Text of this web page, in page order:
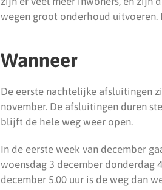
wegen groot onderhoud uitvoeren.
Wanneer
De eerste nachtelijke afsluitingen
november. De afsluitingen duren
blijft de hele weg weer open.
In de eerste week van december
woensdag 3 december donderdag
december 5.00 uur is de weg dan